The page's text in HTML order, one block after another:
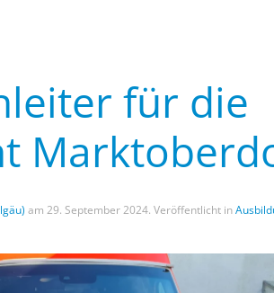
für die
am 29. September 2024. Veröffentlicht in